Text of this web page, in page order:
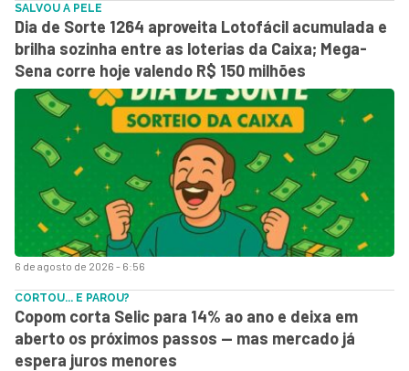
6 de agosto de 2026 - 6:56
SALVOU A PELE
Dia de Sorte 1264 aproveita Lotofácil acumulada e
brilha sozinha entre as loterias da Caixa; Mega-
Sena corre hoje valendo R$ 150 milhões
CORTOU... E PAROU?
Copom corta Selic para 14% ao ano e deixa em
aberto os próximos passos — mas mercado já
espera juros menores